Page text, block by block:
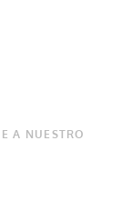
A NUESTRO